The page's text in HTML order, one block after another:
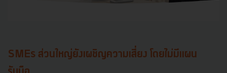
SMEs ส่วนใหญ่ยังเผชิญความเสี่ยง โดยไม่มีแผน